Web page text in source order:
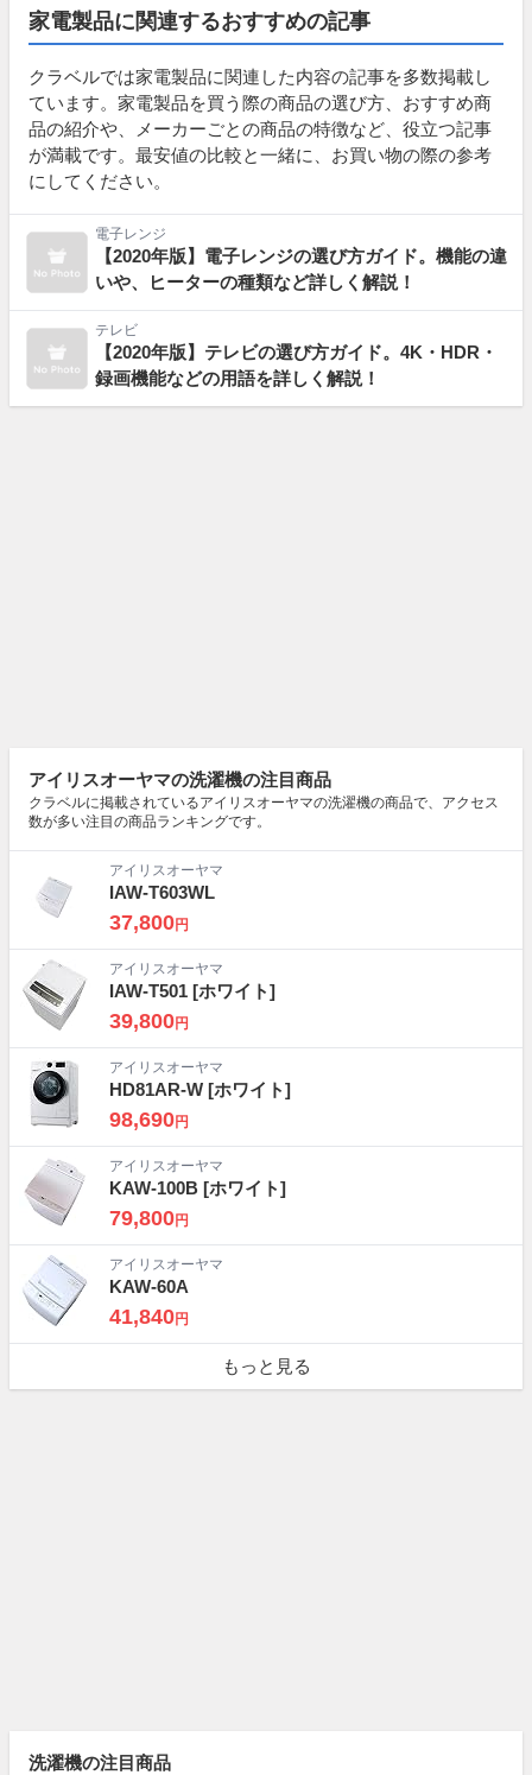
家電製品に関連するおすすめの記事
クラベルでは家電製品に関連した内容の記事を多数掲載し
ています。家電製品を買う際の商品の選び方、おすすめ商
品の紹介や、メーカーごとの商品の特徴など、役立つ記事
が満載です。最安値の比較と一緒に、お買い物の際の参考
にしてください。
電子レンジ
【2020年版】電子レンジの選び方ガイド。機能の違
いや、ヒーターの種類など詳しく解説！
テレビ
【2020年版】テレビの選び方ガイド。4K・HDR・
録画機能などの用語を詳しく解説！
アイリスオーヤマの洗濯機の注目商品
クラベルに掲載されているアイリスオーヤマの洗濯機の商品で、アクセス
数が多い注目の商品ランキングです。
アイリスオーヤマ
IAW-T603WL
37,800円
アイリスオーヤマ
IAW-T501 [ホワイト]
39,800円
アイリスオーヤマ
HD81AR-W [ホワイト]
98,690円
アイリスオーヤマ
KAW-100B [ホワイト]
79,800円
アイリスオーヤマ
KAW-60A
41,840円
もっと見る
洗濯機の注目商品